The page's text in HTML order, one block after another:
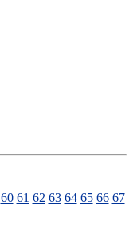
60 61 62 63 64 65 66 67